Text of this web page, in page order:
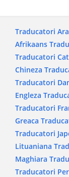
Traducatori
Afrikaans
Traducatori
Chineza
Traducatori
Engleza
Traducatori
Greaca
Traducatori
Lituaniana
Maghiara
Traducatori